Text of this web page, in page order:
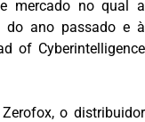
mercado no qual a
do ano passado e à
of Cyberintelligence
o distribuidor